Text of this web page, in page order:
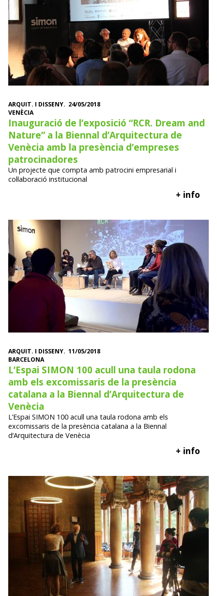
ARQUIT. I DISSENY. 24/05/2018
VENÈCIA
Inauguració de l’exposició “RCR. Dream and
Nature” a la Biennal d’Arquitectura de
Venècia amb la presència d’empreses
patrocinadores
Un projecte que compta amb patrocini empresarial i
col·laboració institucional
+ info
ARQUIT. I DISSENY. 11/05/2018
BARCELONA
L’Espai SIMON 100 acull una taula rodona
amb els excomissaris de la presència
catalana a la Biennal d’Arquitectura de
Venècia
L’Espai SIMON 100 acull una taula rodona amb els
excomissaris de la presència catalana a la Biennal
d’Arquitectura de Venècia
+ info